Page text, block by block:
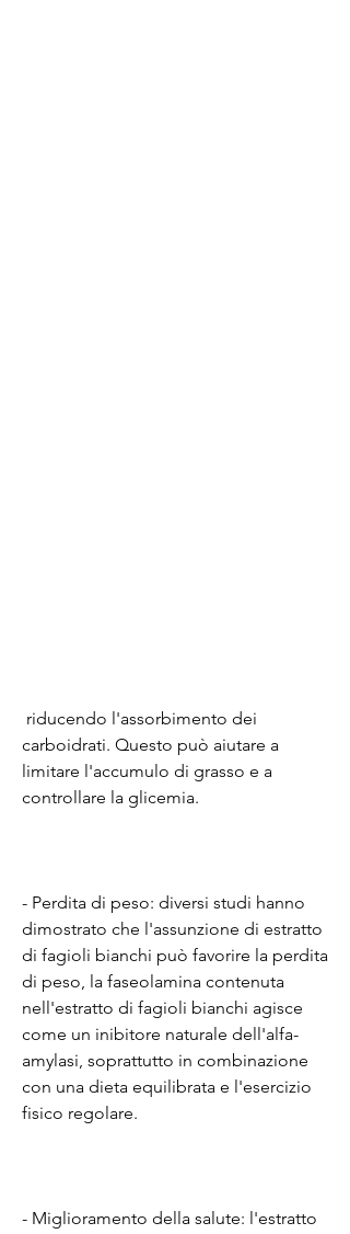
carboidrati. Questo può aiutare a
limitare l'accumulo di grasso e a
controllare la glicemia.
- Perdita di peso: diversi studi hanno
dimostrato che l'assunzione di estratto
di fagioli bianchi può favorire la perdita
di peso, la faseolamina contenuta
nell'estratto di fagioli bianchi agisce
come un inibitore naturale dell'alfa-
amylasi, soprattutto in combinazione
con una dieta equilibrata e l'esercizio
fisico regolare.
- Miglioramento della salute: l'estratto